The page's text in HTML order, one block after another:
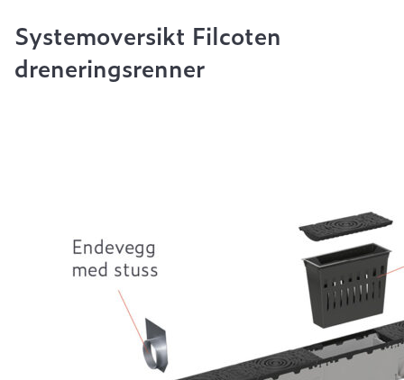
Systemoversikt Filcoten
dreneringsrenner